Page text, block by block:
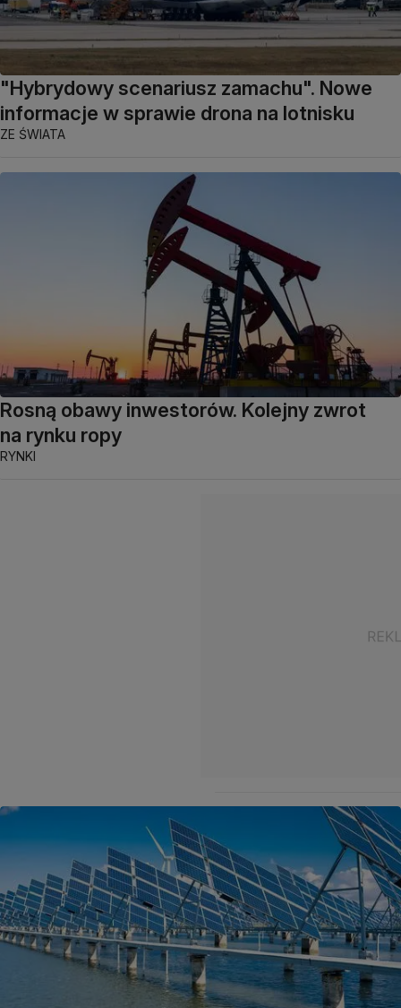
"Hybrydowy scenariusz zamachu". Nowe
informacje w sprawie drona na lotnisku
ZE ŚWIATA
Rosną obawy inwestorów. Kolejny zwrot
na rynku ropy
RYNKI